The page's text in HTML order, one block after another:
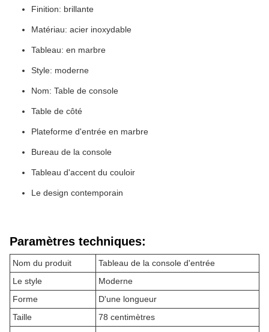
Finition: brillante
Matériau: acier inoxydable
Tableau: en marbre
Style: moderne
Nom: Table de console
Table de côté
Plateforme d'entrée en marbre
Bureau de la console
Tableau d'accent du couloir
Le design contemporain
Paramètres techniques:
Nom du produit
Tableau de la console d'entrée
Le style
Moderne
Forme
D'une longueur
Taille
78 centimètres